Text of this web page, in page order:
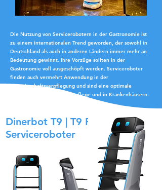
Die Nutzung von Servicerobotern in der Gastronomie ist
zu einem internationalen Trend geworden, der sowohl in
Deutschland als auch in anderen Ländern immer mehr an
Bedeutung gewinnt. Ihre Vorzüge sollten in der
Gastronomie voll ausgeschöpft werden. Serviceroboter
finden auch vermehrt Anwendung in der
Gemeinschaftsverpflegung und sind eine optimale
Unterstützung in der Altenpflege und in Krankenhäusern.
Dinerbot T9 | T9 Pro*
Serviceroboter